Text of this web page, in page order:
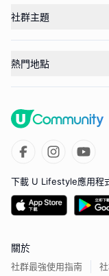
社群主題
熱門地點
下載 U Lifestyle應用程
關於
社群最強使用指南